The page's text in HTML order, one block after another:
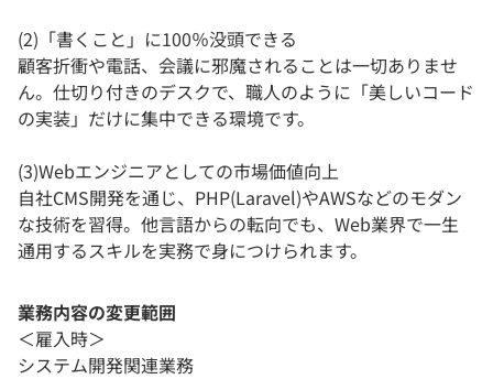
(2)「書くこと」に100％没頭できる
顧客折衝や電話、会議に邪魔されることは一切ありませ
ん。仕切り付きのデスクで、職人のように「美しいコード
の実装」だけに集中できる環境です。
(3)Webエンジニアとしての市場価値向上
自社CMS開発を通じ、PHP(Laravel)やAWSなどのモダン
な技術を習得。他言語からの転向でも、Web業界で一生
通用するスキルを実務で身につけられます。
業務内容の変更範囲
＜雇入時＞
システム開発関連業務